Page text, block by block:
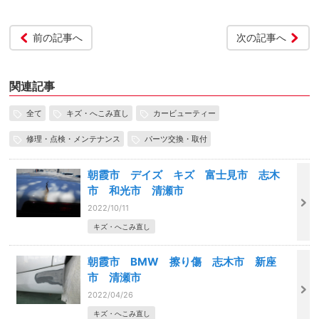
前の記事へ 次の記事へ
関連記事
全て キズ・へこみ直し カービューティー
修理・点検・メンテナンス パーツ交換・取付
朝霞市 デイズ キズ 富士見市 志木
市 和光市 清瀬市
2022/10/11
キズ・へこみ直し
朝霞市 BMW 擦り傷 志木市 新座
市 清瀬市
2022/04/26
キズ・へこみ直し